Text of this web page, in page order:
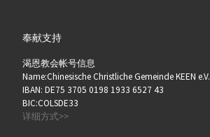
奉献支持
渴恩教会帐号信息
Name:Chinesische Christliche Gemeinde KEEN e.V.
IBAN: DE75 3705 0198 1933 6527 43
BIC:COLSDE33
详细方式>>